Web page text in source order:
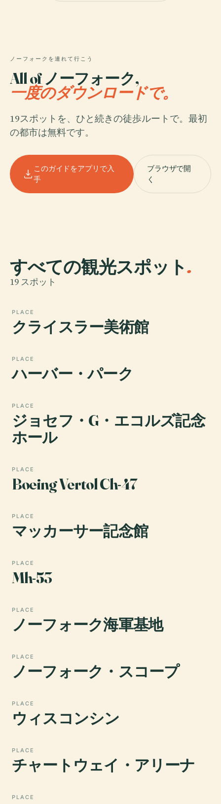
ノーフォークを連れて行こう
All of ノーフォーク,
一度のダウンロードで。
19スポットを、ひと続きの徒歩ルートで。最初
の都市は無料です。
このガイドをアプリで入
手
ブラウザで開
く
すべての観光スポット.
19 スポット
PLACE
クライスラー美術館
PLACE
ハーバー・パーク
PLACE
ジョセフ・G・エコルズ記念
ホール
PLACE
Boeing Vertol Ch-47
PLACE
マッカーサー記念館
PLACE
Mh-53
PLACE
ノーフォーク海軍基地
PLACE
ノーフォーク・スコープ
PLACE
ウィスコンシン
PLACE
チャートウェイ・アリーナ
PLACE